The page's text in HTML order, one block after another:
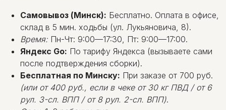
Самовывоз (Минск): Бесплатно. Оплата в офисе,
склад в 5 мин. ходьбы (ул. Лукьяновича, 8).
Время: Пн-Чт: 9:00—17:30, Пт: 9:00—17:00.
Яндекс Go: По тарифу Яндекса (вызываете сами
после подтверждения сборки).
Бесплатная по Минску: При заказе от 700 руб.
(или от 400 руб., если в чеке от 30 кг ПВД / от 6
рул. 3-сл. ВПП / от 8 рул. 2-сл. ВПП).